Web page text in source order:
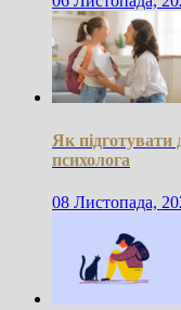
Як підготувати
психолога
08 Листопада,